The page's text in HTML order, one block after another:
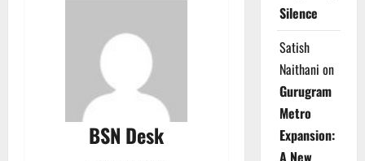
BSN Desk
Silence
Satish
Naithani on
Gurugram
Metro
Expansion: